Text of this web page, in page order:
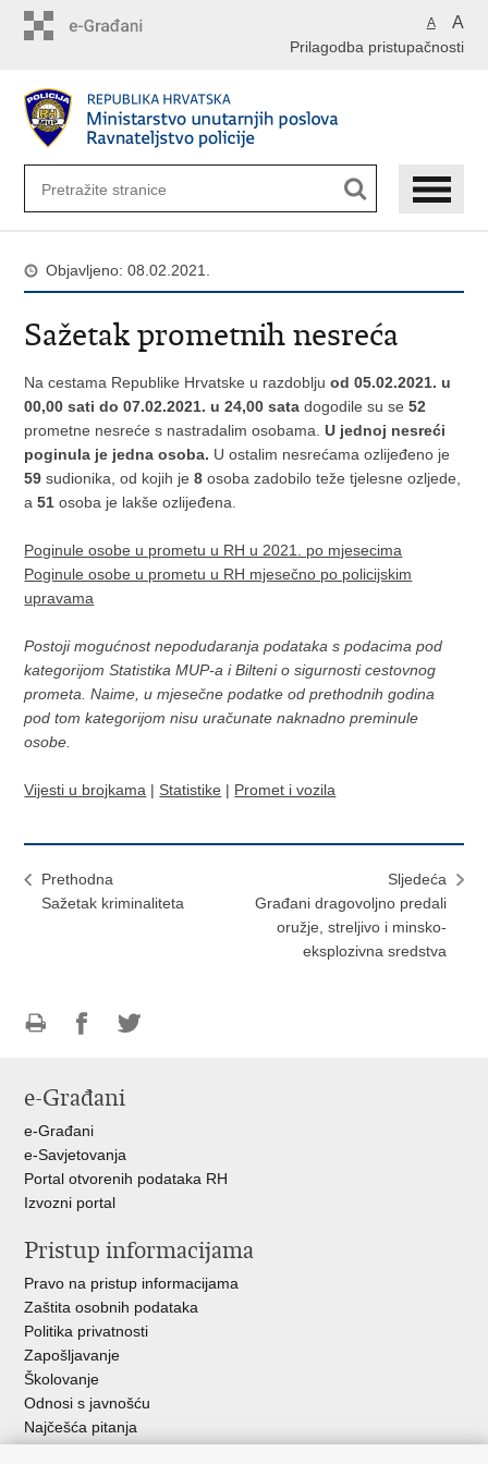
A A
Prilagodba pristupačnosti
Objavljeno: 08.02.2021.
Sažetak prometnih nesreća
Na cestama Republike Hrvatske u razdobljuod 05.02.2021. u
00,00 sati do 07.02.2021. u 24,00 satadogodile su se52
prometne nesreće s nastradalim osobama.U jednoj nesreći
poginula je jedna osoba. U ostalim nesrećama ozlijeđeno je
59sudionika, od kojih je8 osoba zadobilo teže tjelesne ozljede,
a51 osoba je lakše ozlijeđena.
Poginule osobe u prometu u RH u 2021. po mjesecima
Poginule osobe u prometu u RH mjesečno po policijskim
upravama
Postoji mogućnost nepodudaranja podataka s podacima pod
kategorijom Statistika MUP-a i Bilteni o sigurnosti cestovnog
prometa. Naime, u mjesečne podatke od prethodnih godina
pod tom kategorijom nisu uračunate naknadno preminule
osobe.
Vijesti u brojkama | Statistike | Promet i vozila
Prethodna
Sažetak kriminaliteta
Sljedeća
Građani dragovoljno predali
oružje, streljivo i minsko-
eksplozivna sredstva
FacebookuTwitteru
e-Građani
e-Građani
e-Savjetovanja
Portal otvorenih podataka RH
Izvozni portal
Pristup informacijama
Pravo na pristup informacijama
Zaštita osobnih podataka
Politika privatnosti
Zapošljavanje
Školovanje
Odnosi s javnošću
Najčešća pitanja